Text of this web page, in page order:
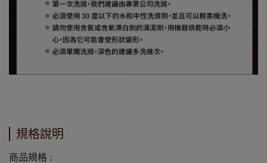
規格說明
商品規格 :